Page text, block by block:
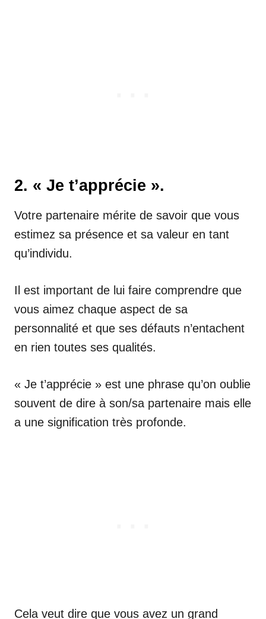
2. « Je t’apprécie ».
Votre partenaire mérite de savoir que vous
estimez sa présence et sa valeur en tant
qu’individu.
Il est important de lui faire comprendre que
vous aimez chaque aspect de sa
personnalité et que ses défauts n’entachent
en rien toutes ses qualités.
« Je t’apprécie » est une phrase qu’on oublie
souvent de dire à son/sa partenaire mais elle
a une signification très profonde.
Cela veut dire que vous avez un grand